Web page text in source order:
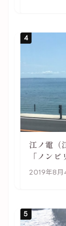
4
江ノ電（
「ノン
2019年8月
5